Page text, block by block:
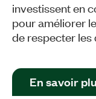
investissent en
pour améliorer
de respecter les
En savoir